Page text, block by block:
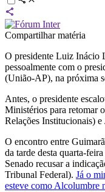
Compartilhar matéria
O presidente Luiz Inácio
pessoalmente com o
(União-AP), na próxima
Antes, o presidente
Ministérios para retomar
Relações Institucionais)
O encontro entre
da tarde desta quarta-
Senado recusar a
Tribunal Federal). Já o
esteve como Alcolumbre